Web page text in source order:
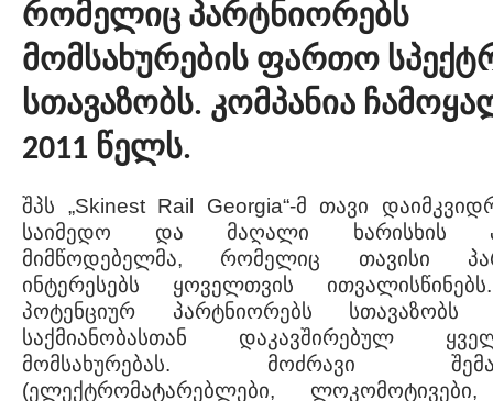
რომელიც პარტნიორებს
მომსახურების ფართო
სთავაზობს. კომპანია
2011 წელს.
შპს „Skinest Rail Georgia“-მ თავი
საიმედო და მაღალი ხარისხის
მიმწოდებელმა, რომელიც თავისი
ინტერესებს ყოველთვის
პოტენციურ პარტნიორებს სთავაზობს
საქმიანობასთან დაკავშირებულ
მომსახურებას. მოძრავი
(ელექტრომატარებლები,